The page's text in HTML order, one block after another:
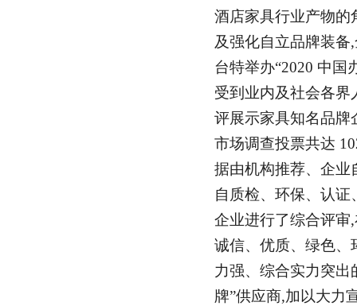
酒店家具行业产物的
及强化自立品牌装
台特举办“2020 中国
受到业内及社会各
评展示家具知名品牌
市场调查投票共达
据由机构推荐、企业
自质检、环保、认
企业进行了综合评审
诚信、优质、绿色、
力强、综合实力突出
牌”供应商,加以大力